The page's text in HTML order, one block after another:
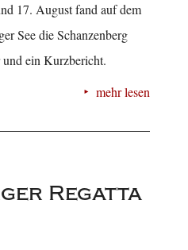
17. August fand auf dem
See die Schanzenberg
ein Kurzbericht.
mehr lesen
Regatta